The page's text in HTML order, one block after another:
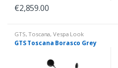
€2,859.00
GTS,Toscana,Vespa Look
GTS Toscana Borasco Grey